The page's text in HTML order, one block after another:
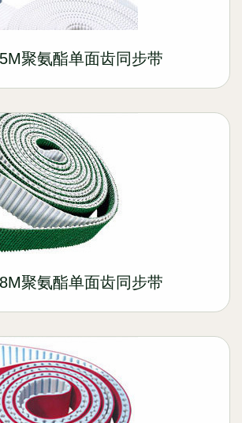
聚氨酯单面齿同步带
聚氨酯单面齿同步带